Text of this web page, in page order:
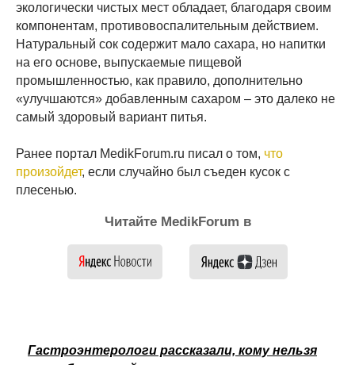
экологически чистых мест обладает, благодаря своим
компонентам, противовоспалительным действием.
Натуральный сок содержит мало сахара, но напитки
на его основе, выпускаемые пищевой
промышленностью, как правило, дополнительно
«улучшаются» добавленным сахаром – это далеко не
самый здоровый вариант питья.
Ранее портал MedikForum.ru писал о том, что
произойдет, если случайно был съеден кусок с
плесенью.
Читайте MedikForum в
Гастроэнтерологи рассказали, кому нельзя